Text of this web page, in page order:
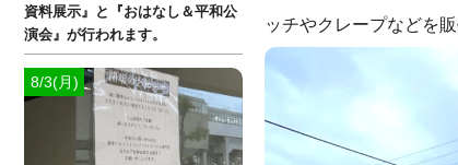
ッチやクレープなどを
資料展示』と『おはなし＆平和公
演会』が行われます。
8/3(月)